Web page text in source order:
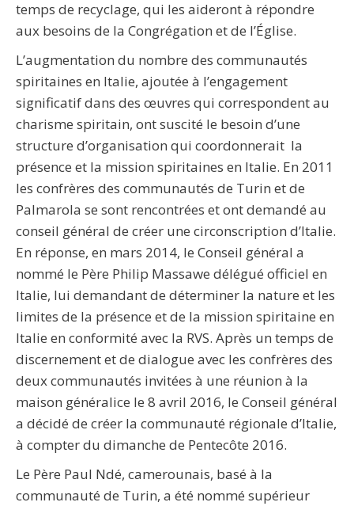
temps de recyclage, qui les aideront à répondre
aux besoins de la Congrégation et de l’Église.
L’augmentation du nombre des communautés
spiritaines en Italie, ajoutée à l’engagement
significatif dans des œuvres qui correspondent au
charisme spiritain, ont suscité le besoin d’une
structure d’organisation qui coordonnerait la
présence et la mission spiritaines en Italie. En 2011
les confrères des communautés de Turin et de
Palmarola se sont rencontrées et ont demandé au
conseil général de créer une circonscription d’Italie.
En réponse, en mars 2014, le Conseil général a
nommé le Père Philip Massawe délégué officiel en
Italie, lui demandant de déterminer la nature et les
limites de la présence et de la mission spiritaine en
Italie en conformité avec la RVS. Après un temps de
discernement et de dialogue avec les confrères des
deux communautés invitées à une réunion à la
maison généralice le 8 avril 2016, le Conseil général
a décidé de créer la communauté régionale d’Italie,
à compter du dimanche de Pentecôte 2016.
Le Père Paul Ndé, camerounais, basé à la
communauté de Turin, a été nommé supérieur